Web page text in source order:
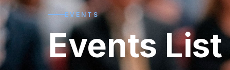
EVENTS
Events List